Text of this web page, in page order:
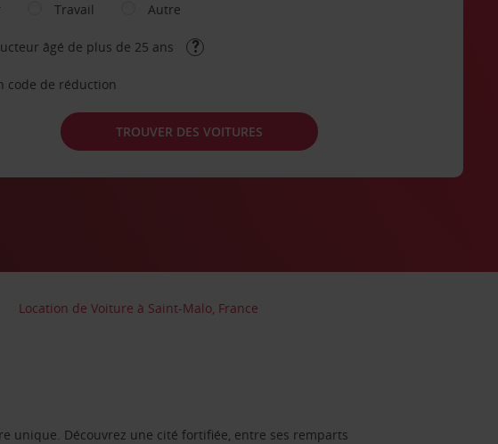
Travail Autre
âgé de plus de 25 ans
code de réduction
TROUVER DES VOITURES
Location de Voiture à Saint-Malo, France
unique. Découvrez une cité fortifiée, entre ses remparts